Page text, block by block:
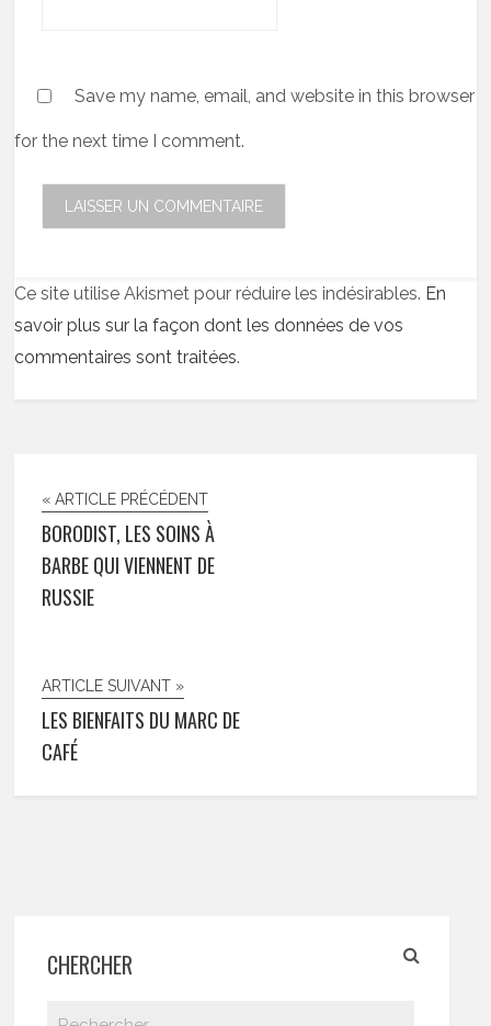
Save my name, email, and website in this browser
for the next time I comment.
Ce site utilise Akismet pour réduire les indésirables. En
savoir plus sur la façon dont les données de vos
commentaires sont traitées.
« ARTICLE PRÉCÉDENT
BORODIST, LES SOINS À
BARBE QUI VIENNENT DE
RUSSIE
ARTICLE SUIVANT »
LES BIENFAITS DU MARC DE
CAFÉ
CHERCHER